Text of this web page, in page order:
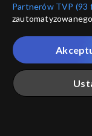
Rozmowy z
Doboszem
Józef Beck
Partnerów TVP (93
które wskazujemy
przez nas
Twoje dane
Ciebie naszych
„Portalem”, w tym